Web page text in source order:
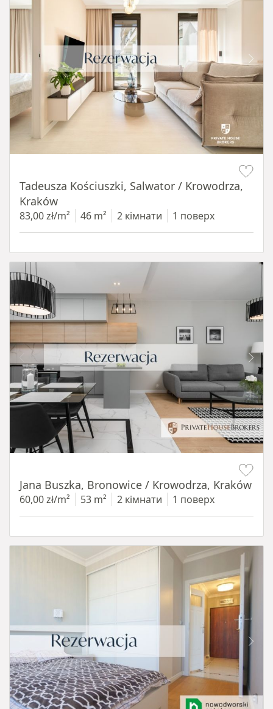
Tadeusza Kościuszki, Salwator / Krowodrza,
Kraków
83,00 zł/m² 46 m² 2 кімнати 1 поверх
Jana Buszka, Bronowice / Krowodrza, Kraków
60,00 zł/m² 53 m² 2 кімнати 1 поверх